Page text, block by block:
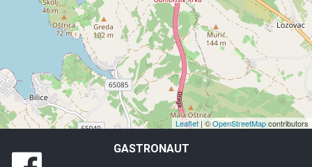
Leaflet| ©OpenStreetMapcontributors
GASTRONAUT